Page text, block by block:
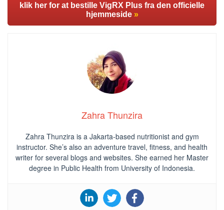
klik her for at bestille VigRX Plus fra den officielle
hjemmeside »
Zahra Thunzira
Zahra Thunzira is a Jakarta-based nutritionist and gym
instructor. She’s also an adventure travel, fitness, and health
writer for several blogs and websites. She earned her Master
degree in Public Health from University of Indonesia.